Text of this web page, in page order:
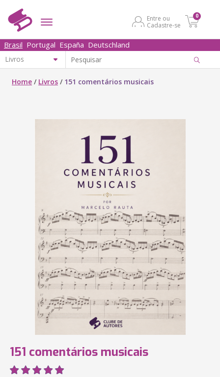
Entre ou
Cadastre-se
0
Brasil Portugal España Deutschland
Home / Livros / 151 comentários musicais
151 comentários musicais